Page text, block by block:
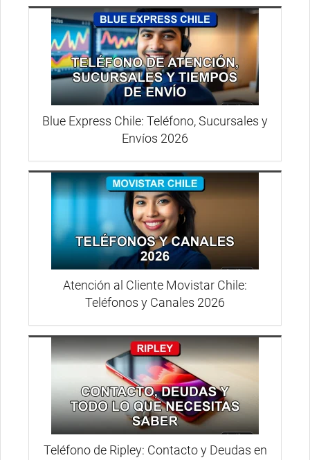
Blue Express Chile: Teléfono, Sucursales y
Envíos 2026
Atención al Cliente Movistar Chile:
Teléfonos y Canales 2026
Teléfono de Ripley: Contacto y Deudas en